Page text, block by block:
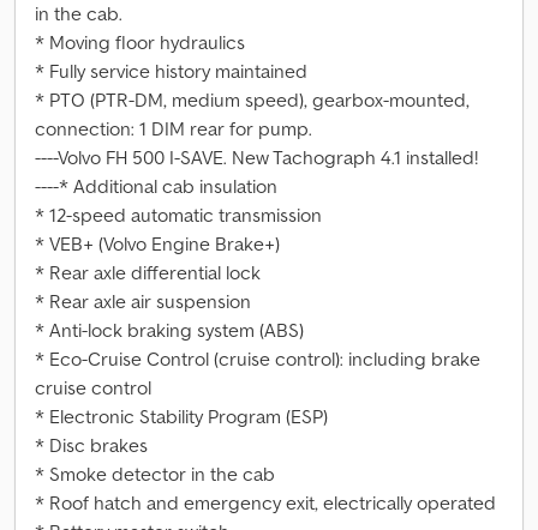
in the cab.
* Moving floor hydraulics
* Fully service history maintained
* PTO (PTR-DM, medium speed), gearbox-mounted,
connection: 1 DIM rear for pump.
----Volvo FH 500 I-SAVE. New Tachograph 4.1 installed!
----* Additional cab insulation
* 12-speed automatic transmission
* VEB+ (Volvo Engine Brake+)
* Rear axle differential lock
* Rear axle air suspension
* Anti-lock braking system (ABS)
* Eco-Cruise Control (cruise control): including brake
cruise control
* Electronic Stability Program (ESP)
* Disc brakes
* Smoke detector in the cab
* Roof hatch and emergency exit, electrically operated